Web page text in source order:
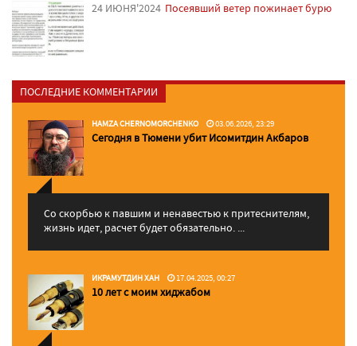
24 ИЮНЯ'2024 Посеявший ветер пожинает бурю
ПОСЛЕДНИЕ КОММЕНТАРИИ
HAMZA CHERNOMORCHENKO 03.06.2026, 23:29
Сегодня в Тюмени убит Исомитдин Акбаров
Со скорбью к павшим и ненавестью к притеснителям,
жизнь идет, расчет будет обязательно. ...
ИКРАМУТДИН ХАН 17.04.2025, 00:27
10 лет с моим хиджабом